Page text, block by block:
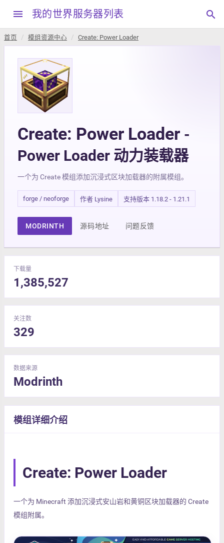
menu 我的世界服务器列表 search
首页 模组资源中心 Create: Power Loader
Create: Power Loader -
Power Loader 动力装载器
一个为 Create 模组添加沉浸式区块加载器的附属模组。
forge / neoforge 作者 Lysine 支持版本 1.18.2 - 1.21.1
MODRINTH 源码地址 问题反馈
下载量
1,385,527
关注数
329
数据来源
Modrinth
模组详细介绍
Create: Power Loader
一个为 Minecraft 添加沉浸式安山岩和黄铜区块加载器的 Create
模组附属。